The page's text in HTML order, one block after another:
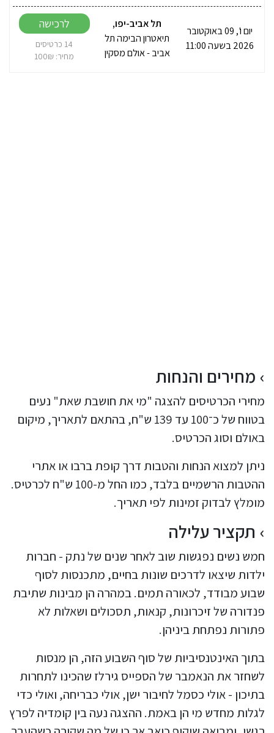
יום ו', 09 באוקטובר
2026 בשעה 11:00
תל אביב-יפו,
תיאטרון הבימה תל
אביב - אולם מסקין
לרכישה
14 כרטיסים
מחיר: 100₪
מחירים והנחות
מחירי הכרטיסים להצגה "מי את חושבת שאת" נעים
בטווח של כ־100 עד 139 ש"ח, בהתאם לתאריך, מיקום
באולם וסוג הכרטיס.
ניתן למצוא הנחות והטבות דרך קופת ברבו או אתרי
ההטבות הרשמיים בלבד, כמו החל מ-100 ש"ח לכרטיס.
מומלץ לבדוק זמינות לפי תאריך.
תקציר עלילה
חמש נשים נפגשות שוב לאחר שנים של נתק - חברות
ילדות שיצאו לדרכים שונות בחיים, מתכנסות לסוף
שבוע מבודד, לכאורה תמים. במהרה הן מבינות שתיבת
פנדורה של זיכרונות, קנאות, תסכולים ושאלות לא
פתורות נפתחת ביניהן.
בתוך האינטנסיביות של סוף השבוע הזה, הן מנסות
לשחזר את הנאמבר של הספייס גירלז שהכינו לתחרות
בתיכון - אולי כסמל לחיבור ישן, אולי כבריחה, ואולי כדי
לגלות מחדש מי הן באמת. ההצגה נעה בין קומדיה לפרץ